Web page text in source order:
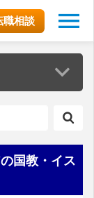
職相談
国教・イス